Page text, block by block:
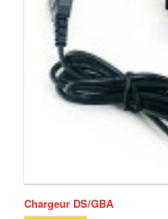
Chargeur DS/GBA